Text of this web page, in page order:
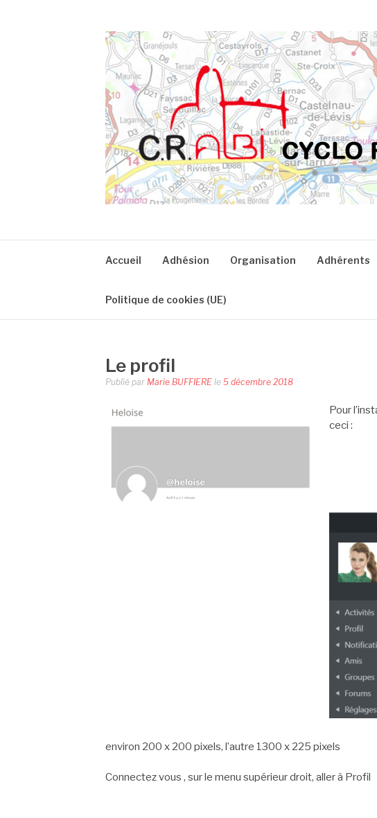
Accueil Adhésion Organisation Adhérents
Politique de cookies (UE)
Le profil
Publié par Marie BUFFIERE le 5 décembre 2018
Pour
ceci :
environ 200 x 200 pixels, l’autre 1300 x 225 pixels
Connectez vous , sur le menu supérieur droit, aller à Profil